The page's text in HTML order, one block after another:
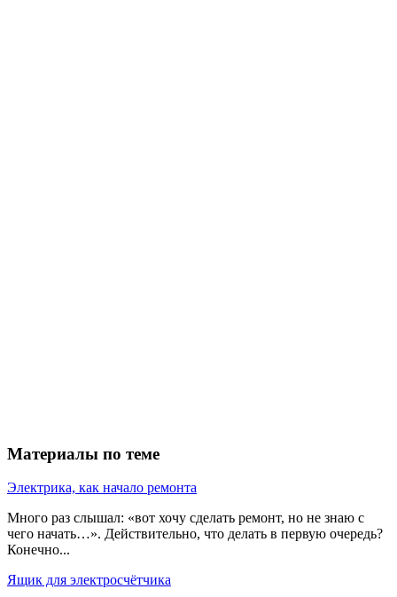
Материалы по теме
Электрика, как начало ремонта
Много раз слышал: «вот хочу сделать ремонт, но не знаю с
чего начать…». Действительно, что делать в первую очередь?
Конечно...
Ящик для электросчётчика